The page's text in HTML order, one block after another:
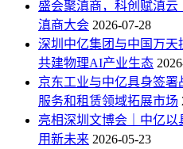
盛会聚滇商，科创赋滇
滇商大会 2026-07-28
深圳中亿集团与中国万天
共建物理AI产业生态
京东工业与中亿具身签署
服务和租赁领域拓展市场
亮相深圳文博会｜中亿
用新未来 2026-05-23